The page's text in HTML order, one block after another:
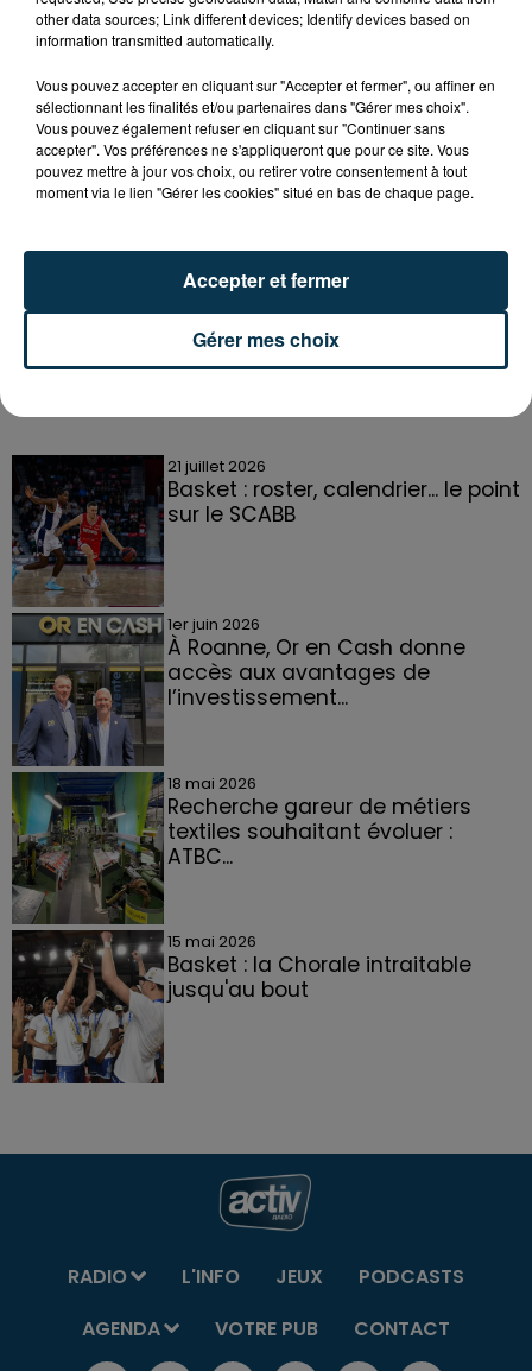
21 juillet 2026
Basket : roster, calendrier... le point
sur le SCABB
1er juin 2026
À Roanne, Or en Cash donne
accès aux avantages de
l’investissement...
18 mai 2026
Recherche gareur de métiers
textiles souhaitant évoluer :
ATBC...
15 mai 2026
Basket : la Chorale intraitable
jusqu'au bout
RADIO L'INFO JEUX
PODCASTS
AGENDA
VOTRE PUB CONTACT
other data sources; Link different devices; Identify devices based on
information transmitted automatically.
Vous pouvez accepter en cliquant sur "Accepter et fermer", ou affiner en
sélectionnant les finalités et/ou partenaires dans "Gérer mes choix".
Vous pouvez également refuser en cliquant sur "Continuer sans
accepter". Vos préférences ne s'appliqueront que pour ce site. Vous
pouvez mettre à jour vos choix, ou retirer votre consentement à tout
moment via le lien "Gérer les cookies" situé en bas de chaque page.
Gérer mes choix
Accepter et fermer